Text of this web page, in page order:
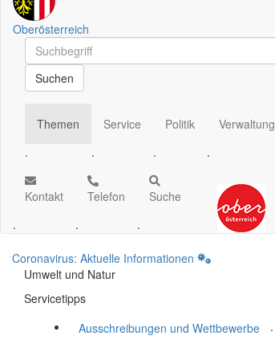
Oberösterreich
Schnellsuche
Schnellsuche
Suchen
Themen
.
Service
.
Politik
.
Verwaltung
.
Kontakt
.
Telefon
.
Suche
.
Coronavirus: Aktuelle Informationen
Umwelt und Natur
Servicetipps
Ausschreibungen und Wettbewerbe
.